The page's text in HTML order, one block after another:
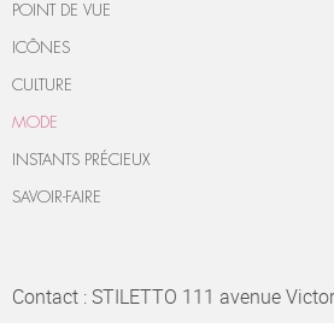
POINT DE VUE
ICÔNES
CULTURE
MODE
INSTANTS PRÉCIEUX
SAVOIR-FAIRE
Contact : STILETTO 111 avenue